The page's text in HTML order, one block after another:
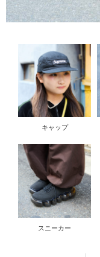
キャップ
スニーカー